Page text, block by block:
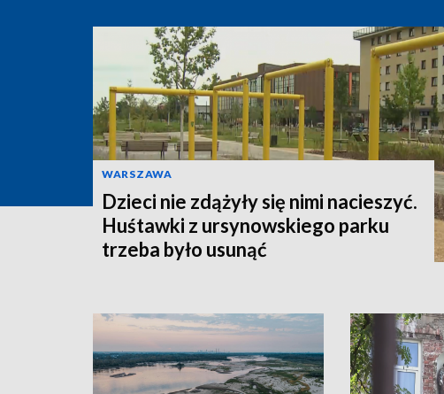
WARSZAWA
Dzieci nie zdążyły się nimi nacieszyć.
Huśtawki z ursynowskiego parku
trzeba było usunąć